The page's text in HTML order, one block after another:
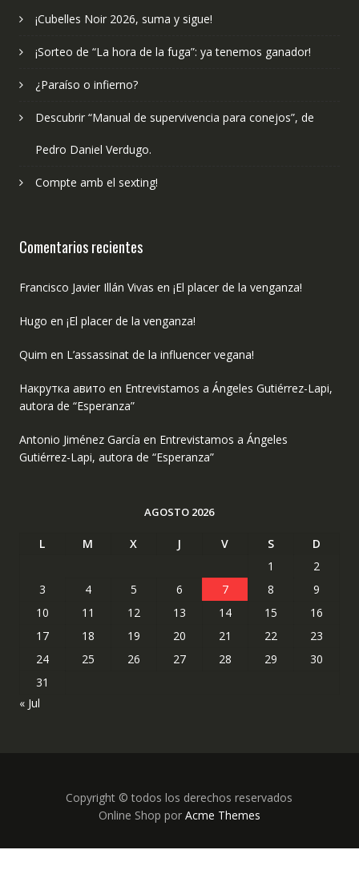
¡Cubelles Noir 2026, suma y sigue!
¡Sorteo de “La hora de la fuga”: ya tenemos ganador!
¿Paraíso o infierno?
Descubrir “Manual de supervivencia para conejos”, de
Pedro Daniel Verdugo.
Compte amb el sexting!
Comentarios recientes
Francisco Javier Illán Vivas en ¡El placer de la venganza!
Hugo en ¡El placer de la venganza!
Quim en L’assassinat de la influencer vegana!
Накрутка авито en Entrevistamos a Ángeles Gutiérrez-Lapi,
autora de “Esperanza”
Antonio Jiménez García en Entrevistamos a Ángeles
Gutiérrez-Lapi, autora de “Esperanza”
AGOSTO 2026
L M X J V S
D
1
2
3
4 5 6 7 8
9
10
11 12 13 14 15
16
17
18 19 20 21 22
23
24
25 26 27 28 29
30
31
« Jul
Copyright © todos los derechos reservados
Online Shop por Acme Themes